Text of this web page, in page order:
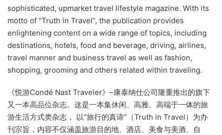
sophisticated, upmarket travel lifestyle magazine. With its
motto of “Truth in Travel”, the publication provides
enlightening content on a wide range of topics, including
destinations, hotels, food and beverage, driving, airlines,
travel manner and business travel as well as fashion,
shopping, grooming and others related within traveling.
《悦游Condé Nast Traveler》–康泰纳仕公司隆重推出的旗下
又一本高品位杂志。这是一本集休闲、高雅、高端于一体的旅
游生活方式类杂志， 以“旅行的真谛”（Truth in Travel）为办
刊宗旨，内容不仅涵盖旅游目的地、酒店、美食与美酒、自